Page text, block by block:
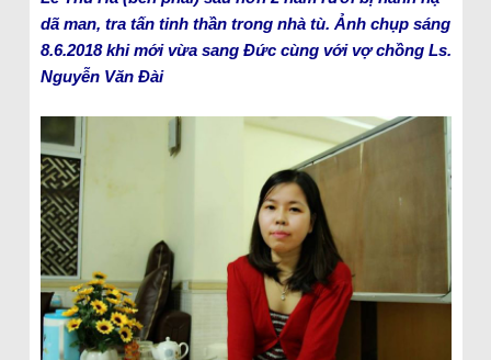
dã man, tra tấn tinh thần trong nhà tù. Ảnh chụp sáng
8.6.2018 khi mới vừa sang Đức cùng với vợ chồng Ls.
Nguyễn Văn Đài